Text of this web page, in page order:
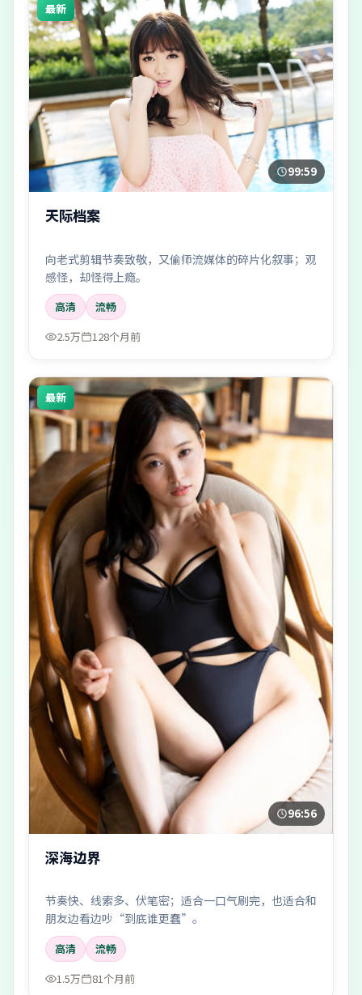
最新
99:59
天际档案
向老式剪辑节奏致敬，又偷师流媒体的碎片化叙事；观
感怪，却怪得上瘾。
高清
流畅
2.5万
128个月前
最新
96:56
深海边界
节奏快、线索多、伏笔密；适合一口气刷完，也适合和
朋友边看边吵“到底谁更蠢”。
高清
流畅
1.5万
81个月前